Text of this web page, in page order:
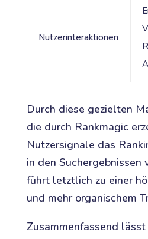
Nutzerinteraktionen
Durch diese gezielten
die durch Rankmagic
Nutzersignale das
in den Suchergebnissen
führt letztlich zu einer
und mehr organischem
Zusammenfassend